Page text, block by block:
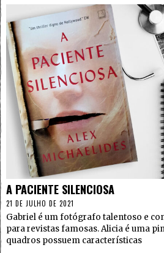
A PACIENTE SILENCIOSA
21 DE JULHO DE 2021
Gabriel é um fotógrafo talentoso e
para revistas famosas. Alicia é uma
quadros possuem características